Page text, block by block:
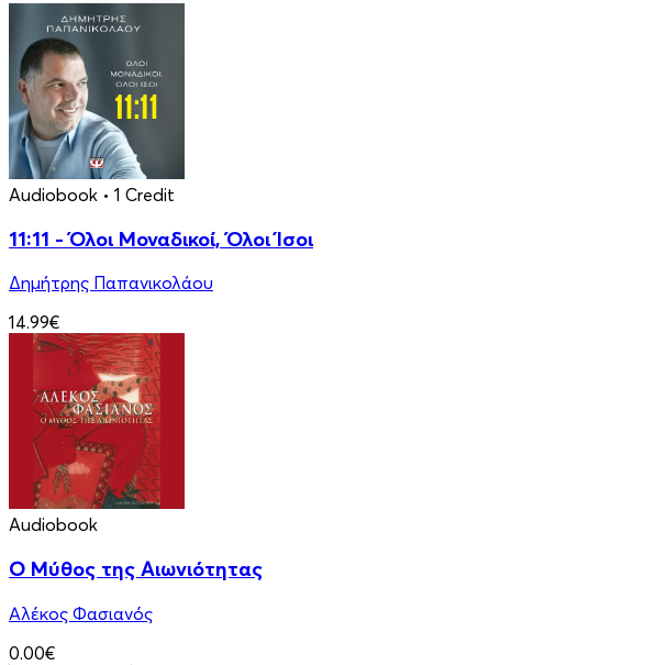
Audiobook • 1 Credit
11:11 - Όλοι Μοναδικοί, Όλοι Ίσοι
Δημήτρης Παπανικολάου
14.99€
Audiobook
Ο Μύθος της Αιωνιότητας
Αλέκος Φασιανός
0.00€